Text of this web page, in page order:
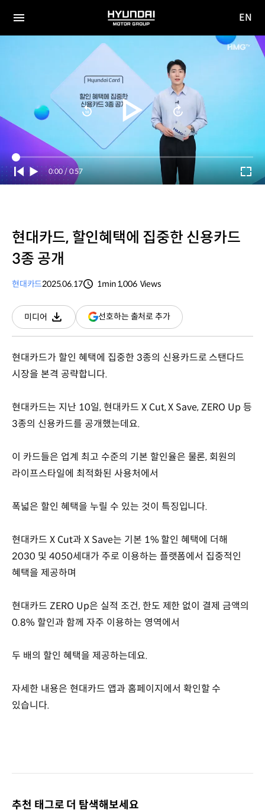
전체
HYUNDAI
MOTOR
GROUP
사이
EN
Current
Time
0:00 / Duration
0:57
현대카드, 할인혜택에 집중한 신용카드
3종 공개
현대카드2025.06.17
1min1,006 Views
미디어
다운로드
선호하는 출처로 추가(새
창
현대카드가 할인 혜택에 집중한 3종의 신용카드로 스탠다드
시장을 본격 공략합니다.
현대카드는 지난 10일, 현대카드 X Cut, X Save, ZERO Up 등
3종의 신용카드를 공개했는데요.
이 카드들은 업계 최고 수준의 기본 할인율은 물론, 회원의
라이프스타일에 최적화된 사용처에서
폭넓은 할인 혜택을 누릴 수 있는 것이 특징입니다.
현대카드 X Cut과 X Save는 기본 1% 할인 혜택에 더해
2030 및 4050세대가 주로 이용하는 플랫폼에서 집중적인
혜택을 제공하며
현대카드 ZERO Up은 실적 조건, 한도 제한 없이 결제 금액의
0.8% 할인과 함께 자주 이용하는 영역에서
두 배의 할인 혜택을 제공하는데요.
자세한 내용은 현대카드 앱과 홈페이지에서 확인할 수
있습니다.
추천 태그로 더 탐색해보세요